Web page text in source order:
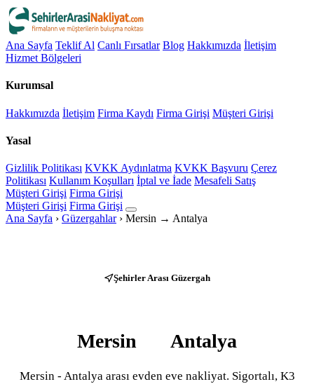
Ana Sayfa Teklif Al Canlı Fırsatlar Blog Hakkımızda İletişim
Hizmet Bölgeleri
Kurumsal
Hakkımızda İletişim Firma Kaydı Firma Girişi Müşteri Girişi
Yasal
Gizlilik Politikası KVKK Aydınlatma KVKK Başvuru Çerez
Politikası Kullanım Koşulları İptal ve İade Mesafeli Satış
Müşteri Girişi Firma Girişi
Müşteri Girişi Firma Girişi
Ana Sayfa › Güzergahlar › Mersin → Antalya
Şehirler Arası Güzergah
Mersin Antalya
Mersin - Antalya arası evden eve nakliyat. Sigortalı, K3